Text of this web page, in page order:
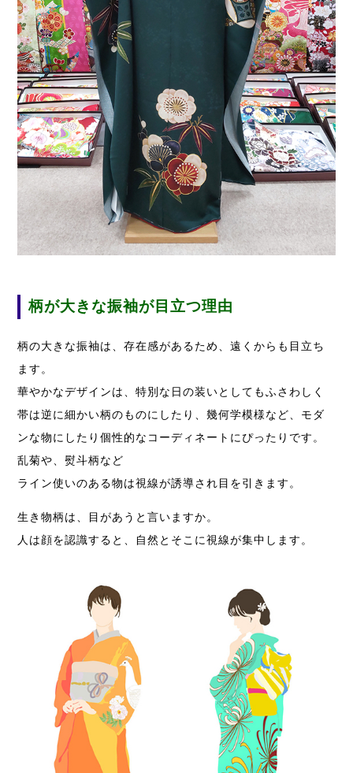
柄が大きな振袖が目立つ理由
柄の大きな振袖は、存在感があるため、遠くからも目立ち
ます。
華やかなデザインは、特別な日の装いとしてもふさわしく
帯は逆に細かい柄のものにしたり、幾何学模様など、モダ
ンな物にしたり個性的なコーディネートにぴったりです。
乱菊や、熨斗柄など
ライン使いのある物は視線が誘導され目を引きます。
生き物柄は、目があうと言いますか。
人は顔を認識すると、自然とそこに視線が集中します。